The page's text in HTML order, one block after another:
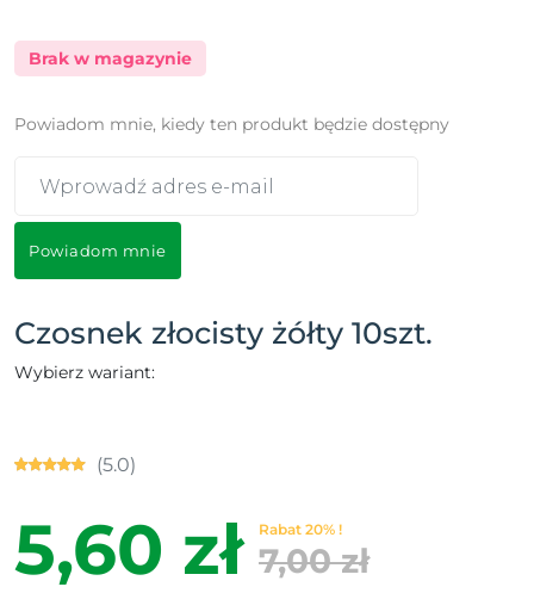
Brak w magazynie
Powiadom mnie, kiedy ten produkt będzie dostępny
Powiadom mnie
Czosnek złocisty żółty 10szt.
Wybierz wariant:
(5.0)
5,60 zł Rabat 20% !
7,00 zł